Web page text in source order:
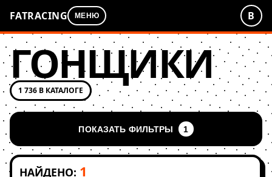
FATRACING МЕНЮ В
ГОНЩИКИ
1 736 В КАТАЛОГЕ
ПОКАЗАТЬ ФИЛЬТРЫ 1
НАЙДЕНО: 1